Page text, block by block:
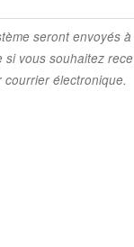
seront envoyés
vous souhaitez
électronique.